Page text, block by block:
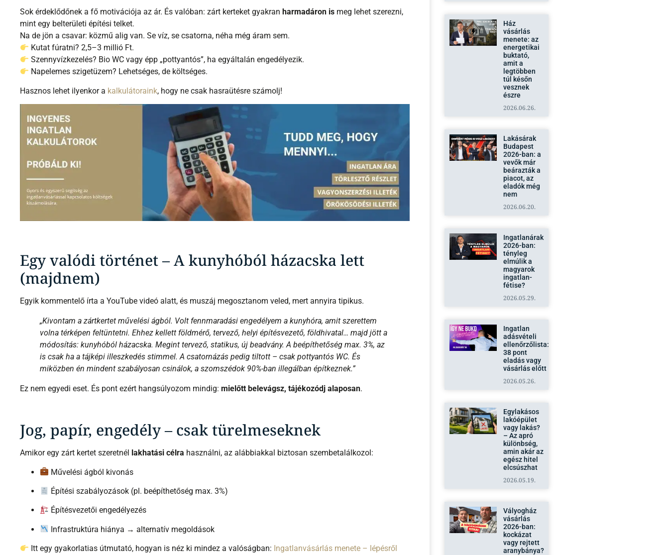
Sok érdeklődőnek a fő motivációja az ár. És valóban: zárt kerteket gyakran harmadáron is meg lehet szerezni,
mint egy belterületi építési telket.
Na de jön a csavar: közmű alig van. Se víz, se csatorna, néha még áram sem.
Kutat fúratni? 2,5–3 millió Ft.
Szennyvízkezelés? Bio WC vagy épp „pottyantós”, ha egyáltalán engedélyezik.
Napelemes szigetüzem? Lehetséges, de költséges.
Hasznos lehet ilyenkor a kalkulátoraink, hogy ne csak hasraütésre számolj!
Egy valódi történet – A kunyhóból házacska lett
(majdnem)
Egyik kommentelő írta a YouTube videó alatt, és muszáj megosztanom veled, mert annyira tipikus.
„Kivontam a zártkertet művelési ágból. Volt fennmaradási engedélyem a kunyhóra, amit szerettem
volna térképen feltüntetni. Ehhez kellett földmérő, tervező, helyi építésvezető, földhivatal… majd jött a
módosítás: kunyhóból házacska. Megint tervező, statikus, új beadvány. A beépíthetőség max. 3%, az
is csak ha a tájképi illeszkedés stimmel. A csatornázás pedig tiltott – csak pottyantós WC. És
miközben én mindent szabályosan csinálok, a szomszédok 90%-ban illegálban építkeznek.”
Ez nem egyedi eset. És pont ezért hangsúlyozom mindig: mielőtt belevágsz, tájékozódj alaposan.
Jog, papír, engedély – csak türelmeseknek
Amikor egy zárt kertet szeretnél lakhatási célra használni, az alábbiakkal biztosan szembetalálkozol:
Művelési ágból kivonás
Építési szabályozások (pl. beépíthetőség max. 3%)
Építésvezetői engedélyezés
Infrastruktúra hiánya → alternatív megoldások
Itt egy gyakorlatias útmutató, hogyan is néz ki mindez a valóságban: Ingatlanvásárlás menete – lépésről
Ház
vásárlás
menete: az
energetikai
buktató,
amit a
legtöbben
túl későn
vesznek
észre
2026.06.26.
Lakásárak
Budapest
2026-ban: a
vevők már
beárazták a
piacot, az
eladók még
nem
2026.06.20.
Ingatlanárak
2026-ban:
tényleg
elmúlik a
magyarok
ingatlan-
fétise?
2026.05.29.
Ingatlan
adásvételi
ellenőrzőlista:
38 pont
eladás vagy
vásárlás előtt
2026.05.26.
Egylakásos
lakóépület
vagy lakás?
– Az apró
különbség,
amin akár az
egész hitel
elcsúszhat
2026.05.19.
Vályogház
vásárlás
2026-ban:
kockázat
vagy rejtett
aranybánya?